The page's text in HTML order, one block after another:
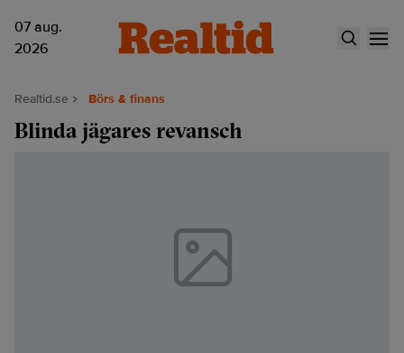
07 aug.
2026
Realtid.se Börs & finans
Blinda jägares revansch